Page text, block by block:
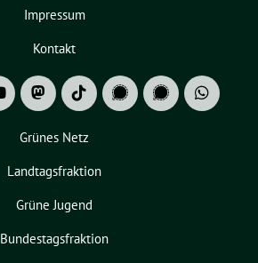
Impressum
Kontakt
Grünes Netz
Landtagsfraktion
Grüne Jugend
Bundestagsfraktion